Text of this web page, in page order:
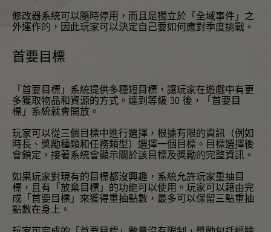
修改器系統可以隨時停用，而且是獨立於「全域事件」之
外運作的，因此玩家可以決定自己要如何應對季度挑戰。
首要目標
「首要目標」系統提供多種短目標，讓玩家在遊戲中有更
多獲取物品和資源的方式。達到等級 30 後，「首要目
標」系統就會開放。
玩家可以從三個目標中進行選擇，根據有限的資訊（例如
時長、獎勵種類和任務類型）選擇一個目標。目標選擇後
會鎖定，接著系統會顯示關於該目標及獎勵的完整資訊。
如果玩家對現有的目標都沒興趣，系統允許玩家重抽目
標，且有「放棄目標」的功能可以使用。玩家可以藉由完
成「首要目標」來獲得重抽點數，最多可以保留三點重抽
點數在身上。